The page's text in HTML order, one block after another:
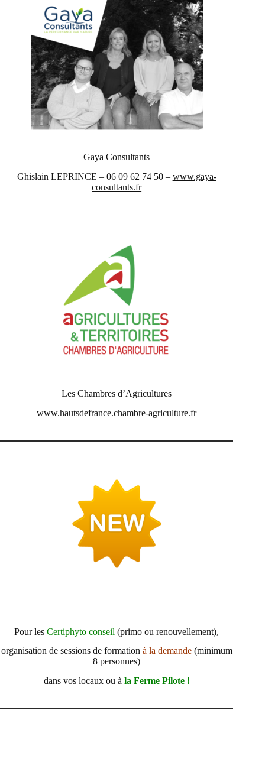
Gaya Consultants
Ghislain LEPRINCE – 06 09 62 74 50 – www.gaya-
consultants.fr
Les Chambres d’Agricultures
www.hautsdefrance.chambre-agriculture.fr
Pour lesCertiphyto conseil (primo ou renouvellement),
organisation de sessions de formation à la demande(minimum
8 personnes)
dans vos locaux ou à la Ferme Pilote !